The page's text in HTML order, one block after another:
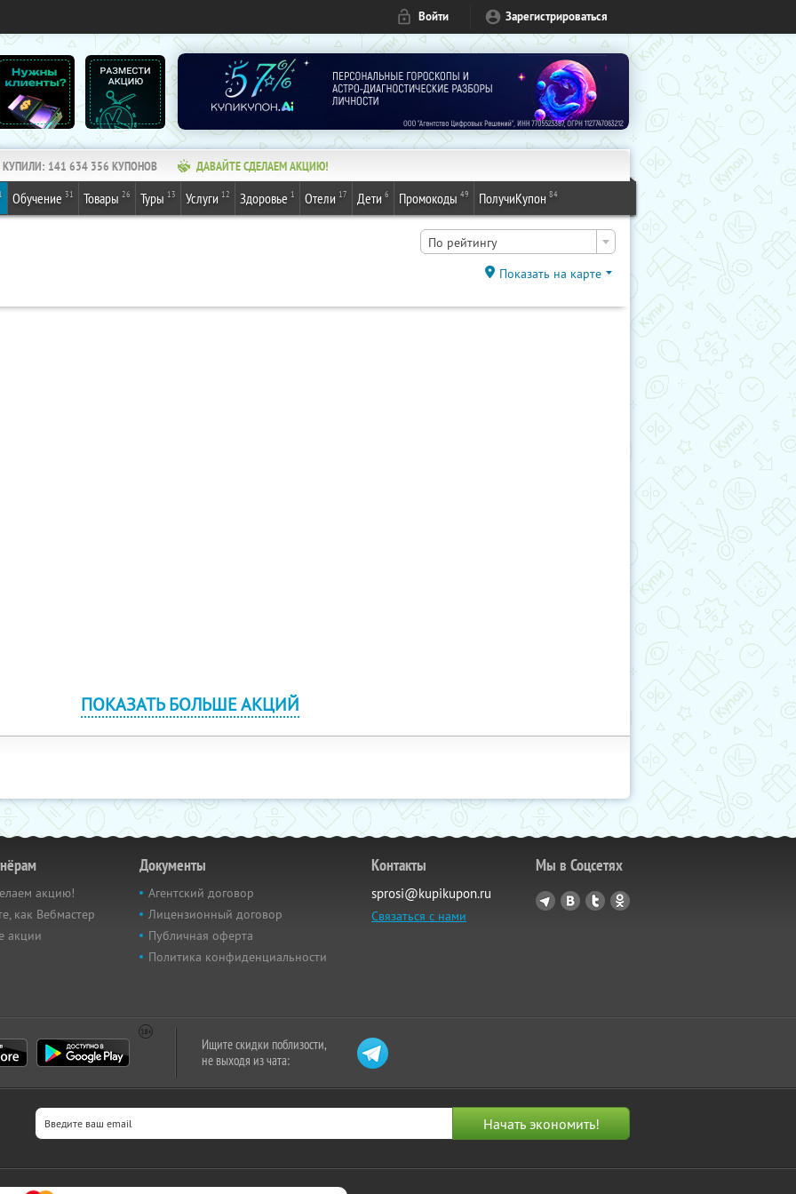
Войти Зарегистрироваться
КУПИЛИ: 141 634 357 КУПОНОВ ДАВАЙТЕ СДЕЛАЕМ АКЦИЮ!
Обучение 31 Товары 26 Туры 13 Услуги 12 Здоровье 1 Отели 17 Дети 6 Промокоды 49 ПолучиКупон 84
По рейтингу
Показать на карте
ПОКАЗАТЬ БОЛЬШЕ АКЦИЙ
акцию!
как Вебмастер
акции
Документы
Агентский договор
Лицензионный договор
Публичная оферта
Политика конфиденциальности
Контакты
sprosi@kupikupon.ru
Связаться с нами
Мы в Соцсетях
Ищите скидки поблизости,
не выходя из чата: